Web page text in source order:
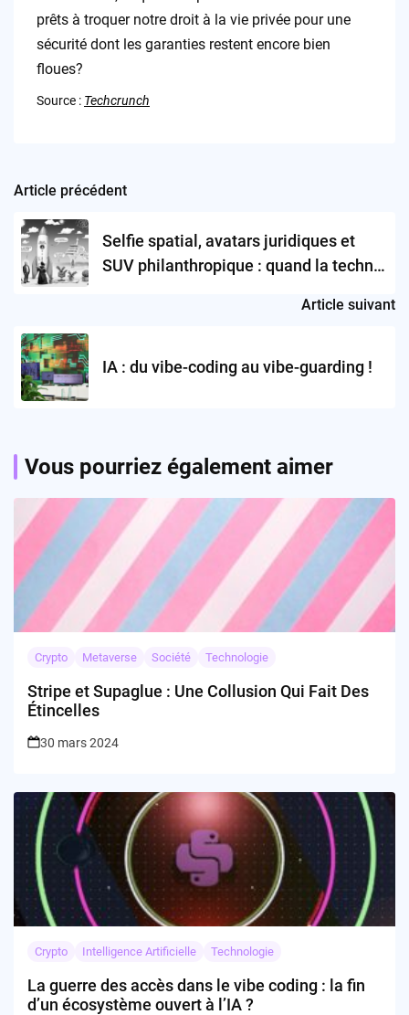
prêts à troquer notre droit à la vie privée pour une
sécurité dont les garanties restent encore bien
floues?
Source : Techcrunch
Post
navigation
Article précédent
Selfie spatial, avatars juridiques et
SUV philanthropique : quand la techno
Article suivant
IA : du vibe-coding au vibe-guarding !
Vous pourriez également aimer
Crypto Metaverse Société Technologie
Stripe et Supaglue : Une Collusion Qui Fait Des
Étincelles
30 mars 2024
Crypto Intelligence Artificielle Technologie
La guerre des accès dans le vibe coding : la fin
d’un écosystème ouvert à l’IA ?